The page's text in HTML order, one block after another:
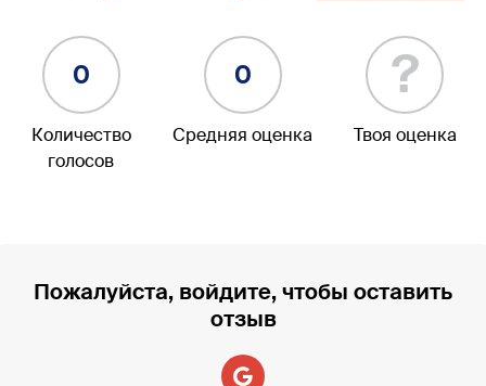
0
Количество
голосов
0
Средняя оценка
?
Твоя оценка
Пожалуйста, войдите, чтобы оставить
отзыв